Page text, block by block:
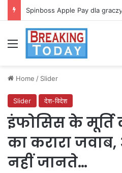
Spinboss Apple Pay dla graczy
Menu
Home / Slider
Slider देश-विदेश
इंफोसिस के मूर्ति
का करारा
नहीं जानते…